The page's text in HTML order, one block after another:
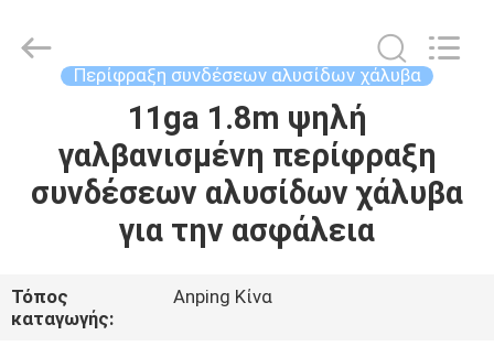
ΠΡΟΪΌΝΤΑ
ΠΕΡΊΠΟΥ
ΕΜΕΊΣ
Rights
Περίφραξη συνδέσεων αλυσίδων χάλυβα
11ga 1.8m ψηλή
γαλβανισμένη περίφραξη
συνδέσεων αλυσίδων χάλυβα
για την ασφάλεια
Τόπος
καταγωγής:
Anping Κίνα